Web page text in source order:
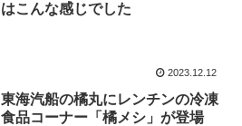
はこんな感じでした
2023.12.12
東海汽船の橘丸にレンチンの冷凍
食品コーナー「橘メシ」が登場